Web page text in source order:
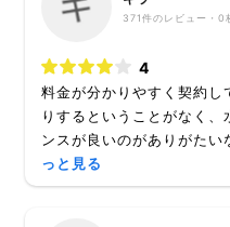
371件のレビュー・ 0
4
料金が分かりやすく契約し
りするということがなく
ンスが良いのがありがた
っと見る